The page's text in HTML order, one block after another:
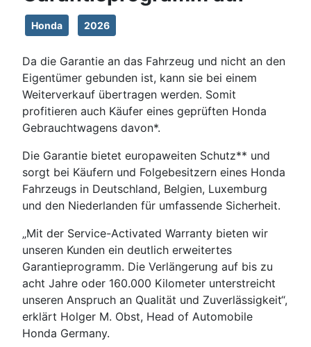
Honda 2026
Da die Garantie an das Fahrzeug und nicht an den
Eigentümer gebunden ist, kann sie bei einem
Weiterverkauf übertragen werden. Somit
profitieren auch Käufer eines geprüften Honda
Gebrauchtwagens davon*.
Die Garantie bietet europaweiten Schutz** und
sorgt bei Käufern und Folgebesitzern eines Honda
Fahrzeugs in Deutschland, Belgien, Luxemburg
und den Niederlanden für umfassende Sicherheit.
„Mit der Service-Activated Warranty bieten wir
unseren Kunden ein deutlich erweitertes
Garantieprogramm. Die Verlängerung auf bis zu
acht Jahre oder 160.000 Kilometer unterstreicht
unseren Anspruch an Qualität und Zuverlässigkeit“,
erklärt Holger M. Obst, Head of Automobile
Honda Germany.